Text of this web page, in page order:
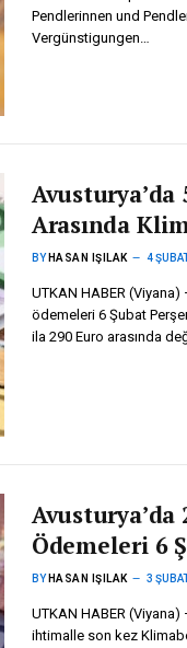
Pendlerinnen und
Vergünstigungen…
Avusturya’da
Arasında
BY HASAN IŞILAK 4
UTKAN HABER
ödemeleri 6 Şubat
ila 290 Euro arasında
Avusturya’da
Ödemeleri 6
BY HASAN IŞILAK 3
UTKAN HABER
ihtimalle son kez